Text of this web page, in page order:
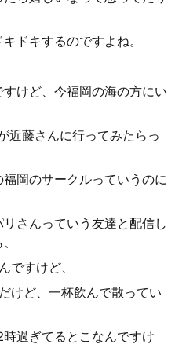
ドキするのですよね。
けど、今福岡の海の方にい
近藤さんに行ってみたらっ
岡のサークルっていうのに
さんっていう友達と配信し
ですけど、
けど、一杯飲んで散ってい
過ぎてるとこなんですけ